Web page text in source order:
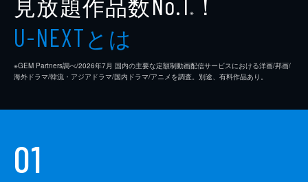
※
U-NEXTとは
※GEM Partners調べ/2026年7⽉ 国内の主要な定額制動画配信サービスにおける洋画/邦画/
海外ドラマ/韓流・アジアドラマ/国内ドラマ/アニメを調査。別途、有料作品あり。
01